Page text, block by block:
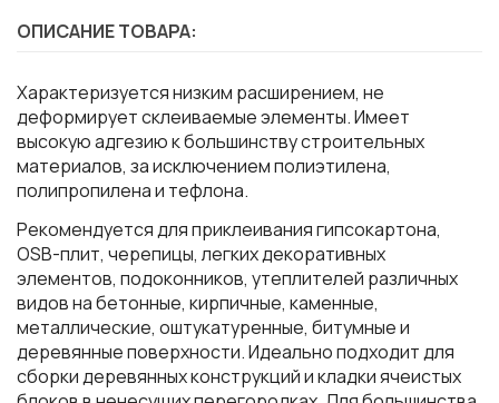
ОПИСАНИЕ ТОВАРА:
Характеризуется низким расширением, не
деформирует склеиваемые элементы. Имеет
высокую адгезию к большинству строительных
материалов, за исключением полиэтилена,
полипропилена и тефлона.
Рекомендуется для приклеивания гипсокартона,
OSB-плит, черепицы, легких декоративных
элементов, подоконников, утеплителей различных
видов на бетонные, кирпичные, каменные,
металлические, оштукатуренные, битумные и
деревянные поверхности. Идеально подходит для
сборки деревянных конструкций и кладки ячеистых